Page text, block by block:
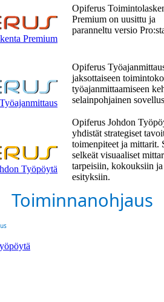
Premium
Opiferus
Premium on uusittu ja
paranneltu versio
Työajanmittaus
Opiferus
jaksottaiseen
työajanmittaamiseen
selainpohjainen
Työpöytä
Opiferus Johdon
yhdistät strategiset
toimenpiteet ja mittarit.
selkeät visuaaliset
tarpeisiin, kokouksiin ja
esityksiin.
Toiminnanohjaus